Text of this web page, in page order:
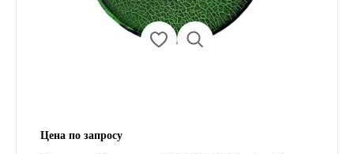
Цена по запросу